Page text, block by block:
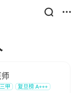
三甲 复旦榜A+++